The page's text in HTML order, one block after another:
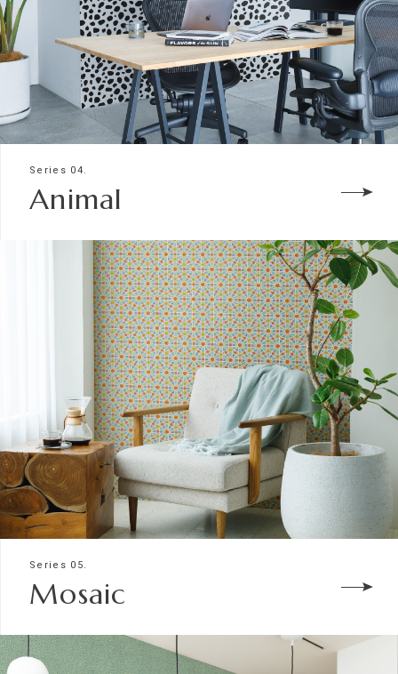
Series 04.
Animal
Series 05.
Mosaic